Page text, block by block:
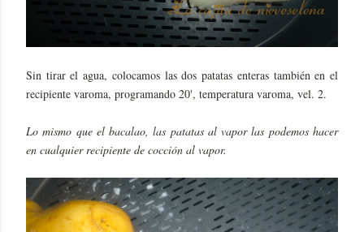
Sin tirar el agua, colocamos las dos patatas enteras también en el
recipiente varoma, programando 20', temperatura varoma, vel. 2.
Lo mismo que el bacalao, las patatas al vapor las podemos hacer
en cualquier recipiente de cocción al vapor.